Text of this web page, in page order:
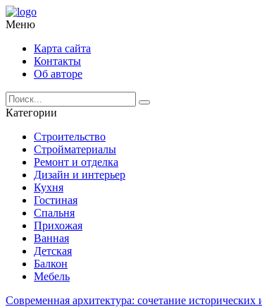
Меню
Карта сайта
Контакты
Об авторе
Категории
Строительство
Стройматериалы
Ремонт и отделка
Дизайн и интерьер
Кухня
Гостиная
Спальня
Прихожая
Ванная
Детская
Балкон
Мебель
Современная архитектура: сочетание